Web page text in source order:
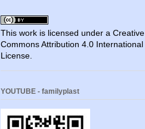
This work is licensed under a Creative
Commons Attribution 4.0 International
License
YOUTUBE - familyplast